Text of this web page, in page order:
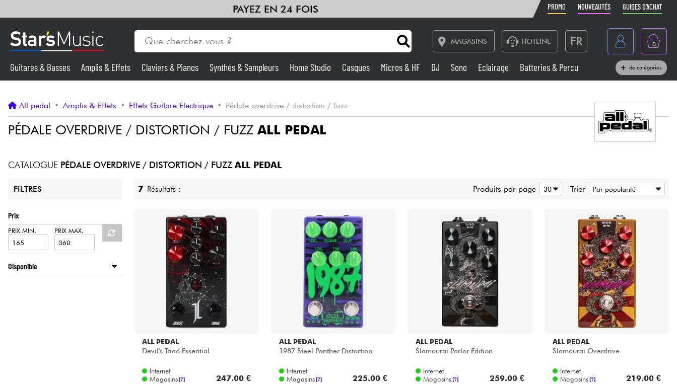
PAYEZ EN 24 FOIS PROMO NOUVEAUTÉS GUIDES D'ACHAT
MAGASINS HOTLINE FR
Belgique
België
0
Synthés & Sampleurs Home Studio Casques
HiFi
Voir nos marques
Guitares & Basses Amplis & Effets Claviers & Pianos Synthés & Sampleurs Home Studio Casques Micros & HF DJ Sono Eclairage
Batteries & Percu
de catégories
All pedal • Amplis & Effets • Effets Guitare Electrique • Pédale overdrive / distortion / fuzz
PÉDALE OVERDRIVE / DISTORTION / FUZZ ALL PEDAL
CATALOGUE PÉDALE OVERDRIVE / DISTORTION / FUZZ ALL PEDAL
FILTRES
Prix
PRIX MIN. PRIX MAX.
Disponible
7 Résultats : Produits par page Trier
ALL PEDAL
Devil's Triad Essential
Internet
Magasins[?] 247.00 €
ALL PEDAL
1987 Steel Panther Distortion
Internet
Magasins [?] 225.00 €
ALL PEDAL
Slamourai Parlor Edition
Internet
Magasins[?] 259.00 €
ALL PEDAL
Slamourai Overdrive
Internet
Magasins [?] 219.00 €